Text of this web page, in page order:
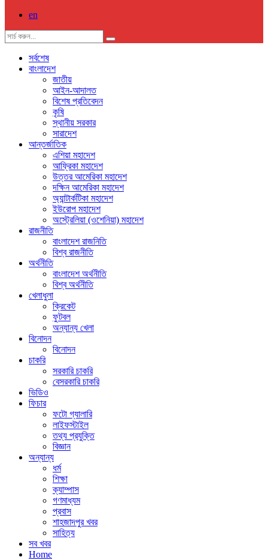
en
সর্বশেষ
বাংলাদেশ
জাতীয়
আইন-আদালত
বিশেষ প্রতিবেদন
কৃষি
স্থানীয় সরকার
সারাদেশ
আন্তর্জাতিক
এশিয়া মহাদেশ
আফ্রিকা মহাদেশ
উত্তর আমেরিকা মহাদেশ
দক্ষিন আমেরিকা মহাদেশ
অ্যান্টার্কটিকা মহাদেশ
ইউরোপ মহাদেশ
অস্ট্রেলিয়া (ওশেনিয়া) মহাদেশ
রাজনীতি
বাংলাদেশ রাজনিতি
বিশ্ব রাজনীতি
অর্থনীতি
বাংলাদেশ অর্থনীতি
বিশ্ব অর্থনীতি
খেলাধুলা
ক্রিকেট
ফুটবল
অন্যান্য খেলা
বিনোদন
বিনোদন
চাকরি
সরকারি চাকরি
বেসরকারি চাকরি
ভিডিও
ফিচার
ফটো গ্যালারি
লাইফস্টাইল
তথ্য প্রযুক্তি
বিজ্ঞান
অন্যান্য
ধর্ম
শিক্ষা
ক্যাম্পাস
গণমাধ্যম
প্রবাস
শাহজাদপুর খবর
সাহিত্য
সব খবর
Home